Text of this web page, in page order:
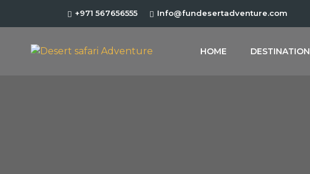
+971 567656555 Info@fundesertadventure.com
HOME DESTINATION